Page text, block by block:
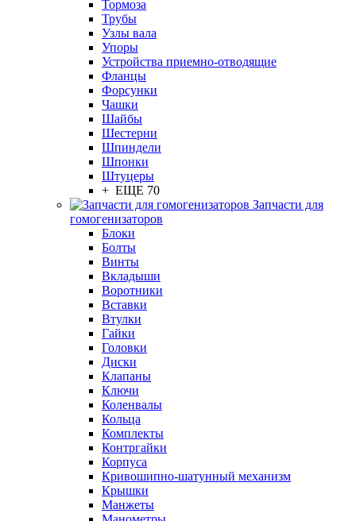
Тормоза
Трубы
Узлы вала
Упоры
Устройства приемно-отводящие
Фланцы
Форсунки
Чашки
Шайбы
Шестерни
Шпиндели
Шпонки
Штуцеры
+ ЕЩЕ 70
Запчасти для
гомогенизаторов
Блоки
Болты
Винты
Вкладыши
Воротники
Вставки
Втулки
Гайки
Головки
Диски
Клапаны
Ключи
Коленвалы
Кольца
Комплекты
Контргайки
Корпуса
Кривошипно-шатунный механизм
Крышки
Манжеты